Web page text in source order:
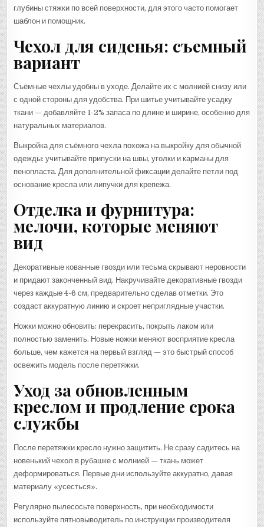
глубины стяжки по всей поверхности, для этого часто помогает
шаблон и помощник.
Чехол для сиденья: съемный
вариант
Съёмные чехлы удобны в уходе. Делайте их с молнией снизу или
с одной стороны для удобства. При шитье учитывайте усадку
ткани — добавляйте 1-2% запаса по длине и ширине, особенно для
натуральных материалов.
Выкройка для съёмного чехла похожа на выкройку для обычной
одежды: учитывайте припуски на швы, уголки и карманы для
пенопласта. Для дополнительной фиксации делайте петли под
основание кресла или липучки для крепежа.
Отделка и фурнитура:
мелочи, которые меняют
вид
Декоративные кованные гвозди или тесьма скрывают неровности
и придают законченный вид. Накручивайте декоративные гвозди
через каждые 4-6 см, предварительно сделав отметки. Это
создаст аккуратную линию и скроет неприглядные участки.
Ножки можно обновить: перекрасить, покрыть лаком или
полностью заменить. Новые ножки меняют восприятие кресла
больше, чем кажется на первый взгляд — это быстрый способ
освежить модель после перетяжки.
Уход за обновленным
креслом и продление срока
службы
После перетяжки кресло нужно защитить. Не сразу садитесь на
новенький чехол в рубашке с молнией — ткань может
деформироваться. Первые дни используйте аккуратно, давая
материалу «усесться».
Регулярно пылесосьте поверхность, при необходимости
используйте пятновыводитель по инструкции производителя